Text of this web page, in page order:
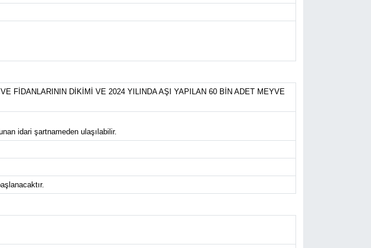
FİDANLARININ DİKİMİ VE 2024 YILINDA AŞI YAPILAN 60 BİN ADET MEYVE
idari şartnameden ulaşılabilir.